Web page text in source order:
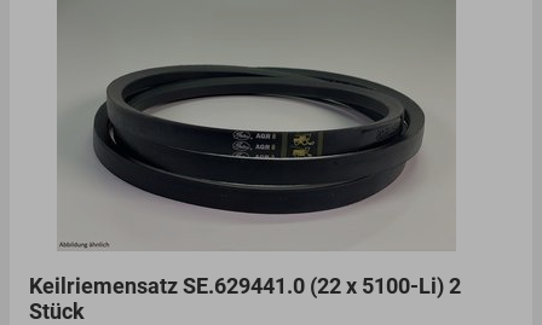
Keilriemensatz SE.629441.0 (22 x 5100-Li) 2
Stück